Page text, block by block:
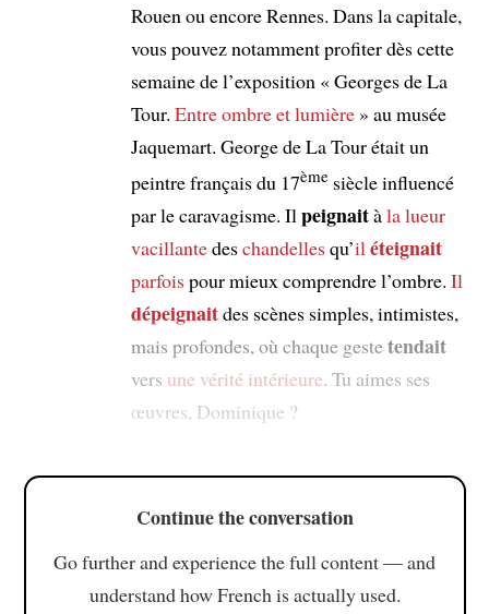
Rouen ou encore Rennes. Dans la capitale,
vous pouvez notamment profiter dès cette
semaine de l’exposition « Georges de La
Tour. Entre ombre et lumière» au musée
Jaquemart. George de La Tour était un
peintre français du 17èmesiècle influencé
par le caravagisme. Il peignaitàla lueur
vacillantedeschandellesqu’il éteignait
parfoispour mieux comprendre l’ombre. Il
dépeignaitdes scènes simples, intimistes,
mais profondes, où chaque gestetendait
vers une vérité intérieure. Tu aimes ses
œuvres, Dominique ?
Continue the conversation
Go further and experience the full content — and
understand how French is actually used.